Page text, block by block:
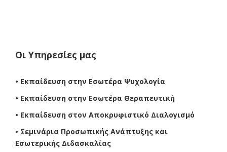
Οι Υπηρεσίες μας
• Εκπαίδευση στην Εσωτέρα Ψυχολογία
• Εκπαίδευση στην Εσωτέρα Θεραπευτική
• Εκπαίδευση στον Αποκρυφιστικό Διαλογισμό
• Σεμινάρια Προσωπικής Ανάπτυξης και
Εσωτερικής Διδασκαλίας